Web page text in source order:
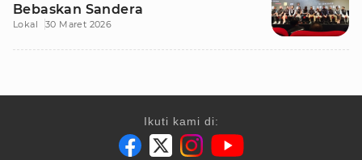
Bebaskan Sandera
Lokal 30 Maret 2026
Ikuti kami di: